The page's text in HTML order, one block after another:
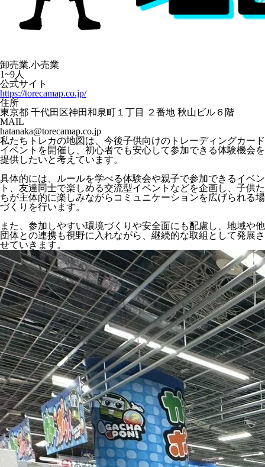
卸売業,小売業
1~9人
公式サイト
https://torecamap.co.jp/
住所
東京都 千代田区神田和泉町１丁目 ２番地 秋山ビル６階
MAIL
hatanaka@torecamap.co.jp
私たちトレカの地図は、今後子供向けのトレーディングカード
イベントを開催し、初心者でも安心して参加できる体験機会を
提供したいと考えています。
具体的には、ルールを学べる体験会や親子で参加できるイベン
ト、友達同士で楽しめる交流型イベントなどを企画し、子供た
ちが主体的に楽しみながらコミュニケーションを広げられる場
づくりを行います。
また、参加しやすい環境づくりや安全面にも配慮し、地域や他
団体との連携も視野に入れながら、継続的な取組として発展さ
せていきます。